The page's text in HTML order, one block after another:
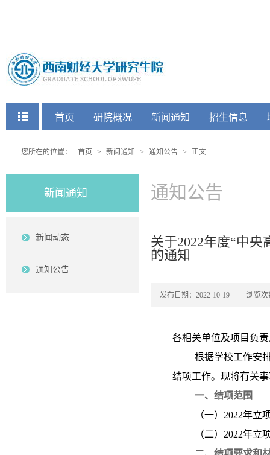
快捷菜单
首页 研院概况 新闻通知 招生信息
您所在的位置： 首页 > 新闻通知 > 通知公告 > 正文
新闻通知
新闻动态
通知公告
通知公告
关于2022年度“中
的通知
发布日期：2022-10-19 浏览次
各相关单位及项目负
根据学校工作安
结项工作。现将有关
一、结项范围
（一）2022年立
（二）2022年立